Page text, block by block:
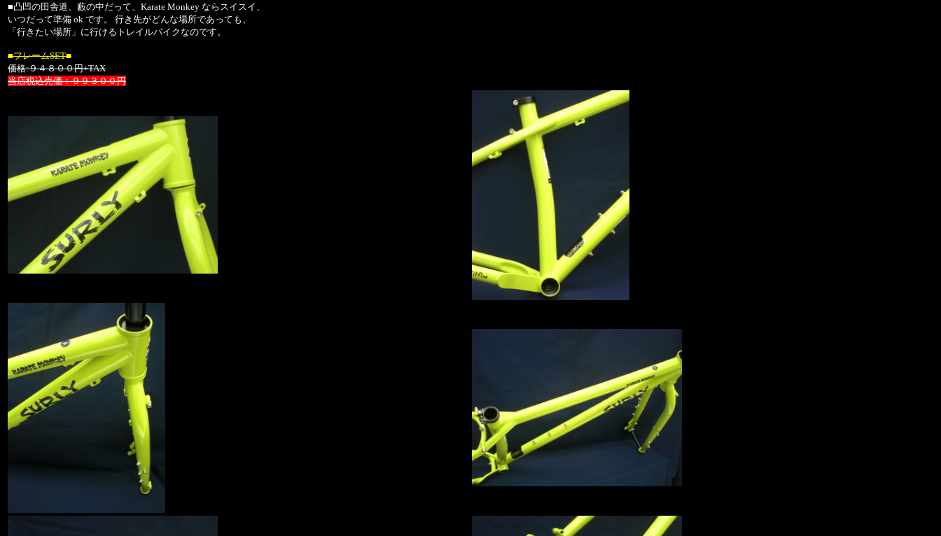
■凸凹の田舎道、藪の中だって、Karate Monkey ならスイスイ、
いつだって準備 ok です。 行き先がどんな場所であっても、
「行きたい場所」に行けるトレイルバイクなのです。
■フレームSET■
価格:９４８００円+TAX
当店税込売価：９９３００円